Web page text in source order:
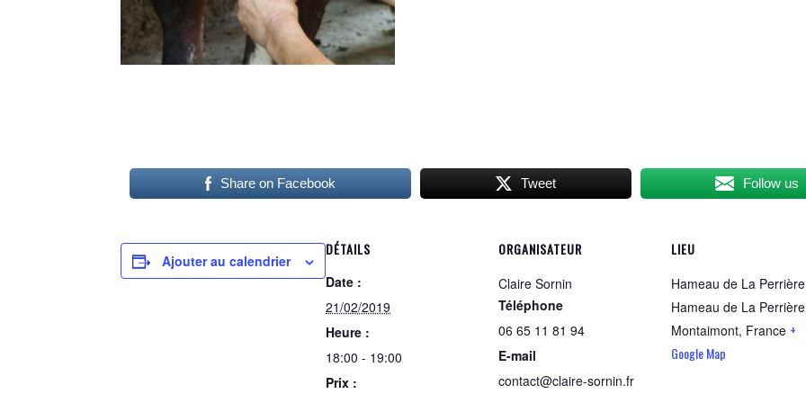
Share on Facebook Tweet Follow us
Ajouter au calendrier
DÉTAILS
Date :
21/02/2019
Heure :
18:00 - 19:00
Prix :
ORGANISATEUR
Claire Sornin
Téléphone
06 65 11 81 94
E-mail
contact@claire-sornin.fr
LIEU
Hameau de La Perrière
Hameau de La Perrière
Montaimont, France +
Google Map